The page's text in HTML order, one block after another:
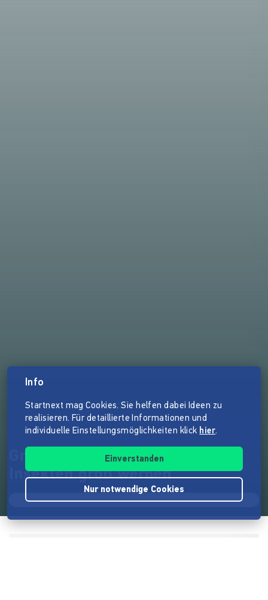
Grünis neue Freunde - Wie
Insekten groß werden
Info
Startnext mag Cookies. Sie helfen dabei Ideen zu
realisieren. Für detaillierte Informationen und
individuelle Einstellungsmöglichkeiten klick hier.
Einverstanden
Nur notwendige Cookies